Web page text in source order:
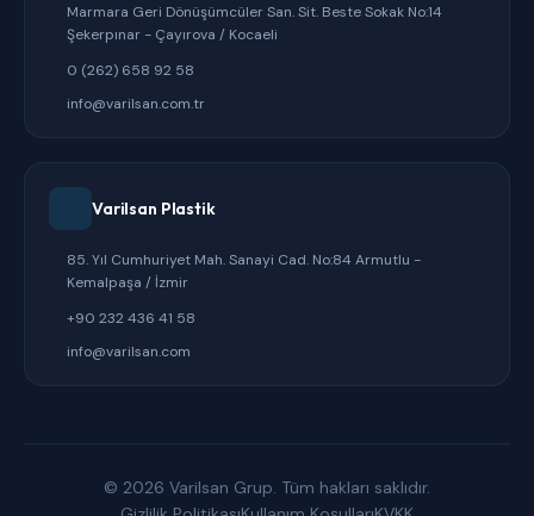
Marmara Geri Dönüşümcüler San. Sit. Beste Sokak No:14
Şekerpınar - Çayırova / Kocaeli
0 (262) 658 92 58
info@varilsan.com.tr
Varilsan Plastik
85. Yıl Cumhuriyet Mah. Sanayi Cad. No:84 Armutlu -
Kemalpaşa / İzmir
+90 232 436 41 58
info@varilsan.com
© 2026 Varilsan Grup. Tüm hakları saklıdır.